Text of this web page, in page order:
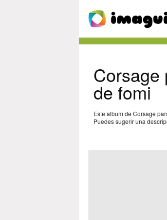
Corsage
de fomi
Este album de Corsage
Puedes sugerir una